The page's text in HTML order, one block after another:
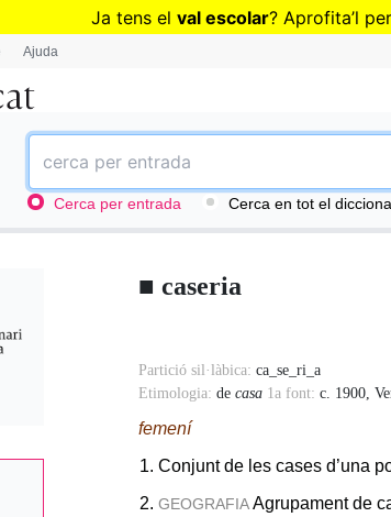
Ja tens el val escolar? Aprofita’l per
Ajuda
Cerca per entrada Cerca en tot el
■ caseria
Accessory
Partició sil·làbica:ca_se_ri_a
Etimologia:decasa 1a font:c. 1900,
Body
femení
Conjunt de les cases d’una
GEOGRAFIAAgrupament de